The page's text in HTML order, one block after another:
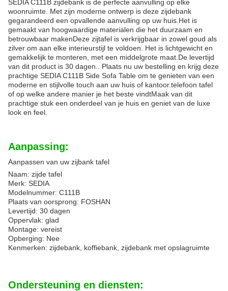
SEDIA C111B zijdebank is de perfecte aanvulling op elke
woonruimte. Met zijn moderne ontwerp is deze zijdebank
gegarandeerd een opvallende aanvulling op uw huis.Het is
gemaakt van hoogwaardige materialen die het duurzaam en
betrouwbaar makenDeze zijtafel is verkrijgbaar in zowel goud als
zilver om aan elke interieurstijl te voldoen. Het is lichtgewicht en
gemakkelijk te monteren, met een middelgrote maat.De levertijd
van dit product is 30 dagen.. Plaats nu uw bestelling en krijg deze
prachtige SEDIA C111B Side Sofa Table om te genieten van een
moderne en stijlvolle touch aan uw huis of kantoor.telefoon tafel
of op welke andere manier je het beste vindtMaak van dit
prachtige stuk een onderdeel van je huis en geniet van de luxe
look en feel.
Aanpassing:
Aanpassen van uw zijbank tafel
Naam: zijde tafel
Merk: SEDIA
Modelnummer: C111B
Plaats van oorsprong: FOSHAN
Levertijd: 30 dagen
Oppervlak: glad
Montage: vereist
Opberging: Nee
Kenmerken: zijdebank, koffiebank, zijdebank met opslagruimte
Ondersteuning en diensten: